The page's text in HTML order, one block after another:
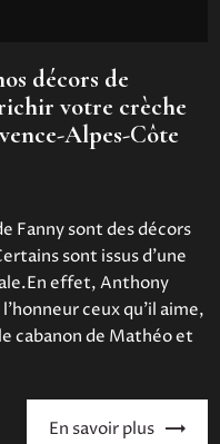
décors de
votre crèche
Alpes-Côte
Fanny sont des décors
sont issus d'une
effet, Anthony
ceux qu'il aime,
cabanon de Mathéo et
En savoir plus